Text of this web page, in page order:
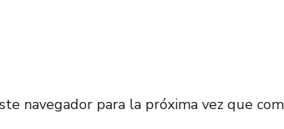
navegador para la próxima vez que